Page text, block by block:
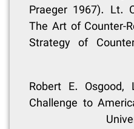
Praeger 1967). Lt.
The Art of Counter-
Strategy of
Robert E. Osgood,
Challenge to